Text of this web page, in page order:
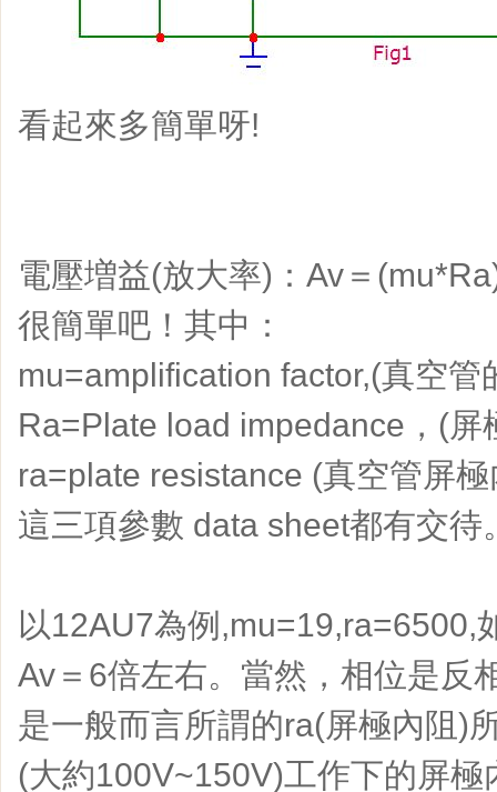
看起來多簡單呀!
電壓増益(放大率)：Av＝
很簡單吧！其中：
mu=amplification factor,(真空管
Ra=Plate load impedance，(屏
ra=plate resistance (真空管屏
這三項參數 data sheet都有交待
以12AU7為例,mu=19,ra=6500,
Av＝6倍左右。當然，相位是反
是一般而言所謂的ra(屏極內阻)
(大約100V~150V)工作下的屏